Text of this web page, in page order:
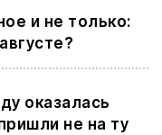
и не только:
оказалась
не на ту